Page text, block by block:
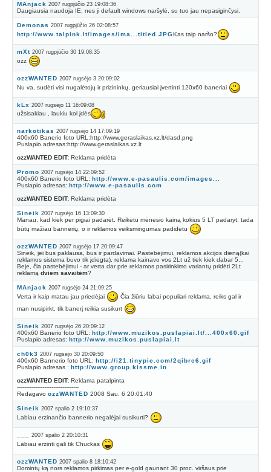
MAnjack 2007 rugpjūčio 23 19:08:36
Daugiausia naudoja IE, nes ji default windows naršylė, su tuo jau nepasiginčysi.
Demonas 2007 rugpjūčio 26 02:08:57
http://www.talpink.lt/images/ima...titled.JPGKas taip naršo?
mXt 2007 rugpjūčio 30 19:08:35
ozz
ozzWANTED 2007 rugsėjo 3 20:09:02
Nu va, sudėti visi nugalėtojų ir prizininkų, geriausiai įvertinti 120x60 baneriai
kLx 2007 rugsėjo 11 16:09:08
užsisakiau , laukiu kol įdės
narkotikas 2007 rugsėjo 14 17:09:19
400x60 Banerio foto URL:http://www.geraslaikas.xz.lt/dasd.png
Puslapio adresas:http://www.geraslaikas.xz.lt
ozzWANTED EDIT:Reklama pridėta
Promo 2007 rugsėjo 14 22:09:52
400x60 Banerio foto URL: http://www.e-pasaulis.com/images...
Puslapio adresas: http://www.e-pasaulis.com
ozzWANTED EDIT:Reklama pridėta
Sineik 2007 rugsėjo 16 13:09:30
Manau, kad kiek per pigiai padarėt. Reikėtu mėnesio kainą kokius 5 LT padaryt, tada
būtų mažiau bannerių, o ir reklamos veiksmingumas padidėtu
ozzWANTED 2007 rugsėjo 17 20:09:47
Sineik, jei bus paklausa, bus ir pardavimai. Pastebėjimui, reklamos akcijos dieną(kai
reklamos sistema buvo tik įdiegta), reklama kainavo vos 2Lt už tiek kiek dabar 5...
Beje, čia pastebėjimui - ar verta dar prie reklamos pasirinkimo variantų pridėti 2Lt
reklamą dviem savaitėm?
MAnjack 2007 rugsėjo 24 21:09:25
Verta ir kaip matau jau priedėjai
Čia žiūriu labai populiari reklama, reiks gal ir
man nusipirkt, tik banerį reikia susikurt
Sineik 2007 rugsėjo 26 20:09:12
400x60 Banerio foto URL: http://www.muzikos.puslapiai.lt/...400x60.gif
Puslapio adresas: http://www.muzikos.puslapiai.lt
ch0k3 2007 rugsėjo 30 20:09:50
400x60 Bannerio foto URL: http://i21.tinypic.com/2qibrc6.gif
Puslapio adresas : http://www.group.kissme.in
ozzWANTED EDIT: Reklama patalpinta
----------------------------------
Redagavo ozzWANTED 2008 Sau. 6 20:01:40
Sineik 2007 spalio 2 19:10:37
Labiau erzinančio bannerio negalėjai susikurti?
2007 spalio 2 20:10:31
Labiau erzinti gali tik Chuckas
ozzWANTED 2007 spalio 8 18:10:42
Domintų ką nors reklamos pirkimas per e-gold gaunant 30 proc. viršaus prie